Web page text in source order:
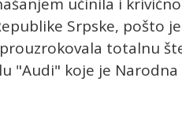
Srpske, pošto
totalnu
"Audi" koje je